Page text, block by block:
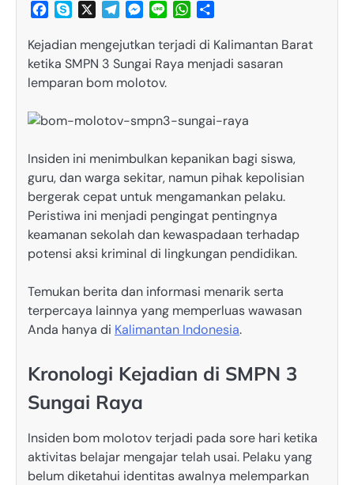
Facebook
Skype TelegramMessenger
Line WhatsApp
Kejadian mengejutkan terjadi di Kalimantan Barat
ketika SMPN 3 Sungai Raya menjadi sasaran
lemparan bom molotov.
Insiden ini menimbulkan kepanikan bagi siswa,
guru, dan warga sekitar, namun pihak kepolisian
bergerak cepat untuk mengamankan pelaku.
Peristiwa ini menjadi pengingat pentingnya
keamanan sekolah dan kewaspadaan terhadap
potensi aksi kriminal di lingkungan pendidikan.
Temukan berita dan informasi menarik serta
terpercaya lainnya yang memperluas wawasan
Anda hanya di Kalimantan Indonesia.
Kronologi Kejadian di SMPN 3
Sungai Raya
Insiden bom molotov terjadi pada sore hari ketika
aktivitas belajar mengajar telah usai. Pelaku yang
belum diketahui identitas awalnya melemparkan